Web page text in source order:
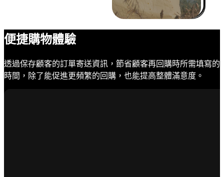
便捷購物體驗
透過保存顧客的訂單寄送資訊，節省顧客再回購時所需填寫的
時間，除了能促進更頻繁的回購，也能提高整體滿意度。